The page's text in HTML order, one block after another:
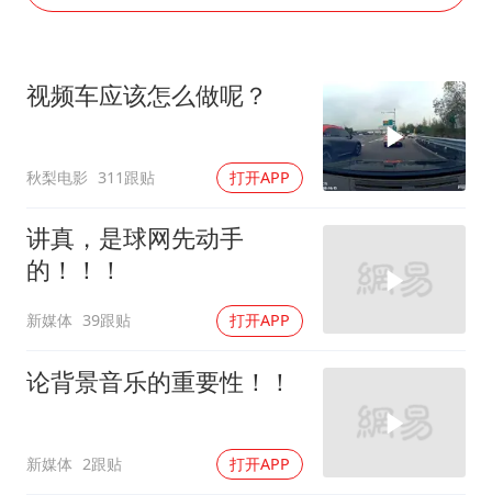
网红全程直播“荒岛改造”被查处
美国退回1000亿美元关税
李亚鹏向地铁吐血女孩捐99999元
杨某某拒服兵役 不得录用为公务员
中国经济展现强大韧性和活力
视频车应该怎么做呢？
秋梨电影 311跟贴 打开APP
讲真，是球网先动手
的！！！
新媒体 39跟贴 打开APP
论背景音乐的重要性！！
新媒体 2跟贴 打开APP